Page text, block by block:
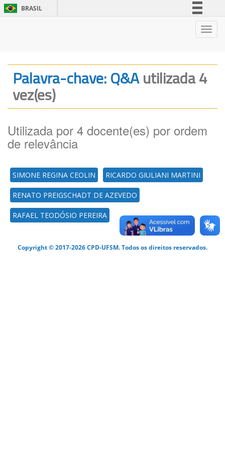
BRASIL
Legislação
Palavra-chave: Q&Autilizada 4
vez(es)
Utilizada por 4 docente(es) por ordem
de relevância
SIMONE REGINA CEOLIN RICARDO GIULIANI MARTINI
RENATO PREIGSCHADT DE AZEVEDO
RAFAEL TEODÓSIO PEREIRA
Copyright © 2017-2026 CPD-UFSM. Todos os direitos reservados.